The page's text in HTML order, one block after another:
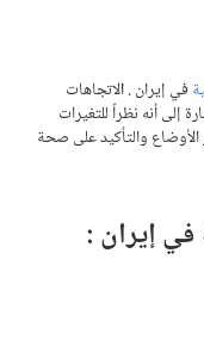
في إيران . الاتجاهات
إلى أنه نظراً للتغيرات
والتأكيد على صحة
في إيران :